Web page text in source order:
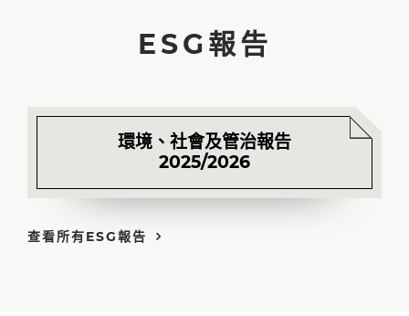
ESG報告
環境、社會及管治報告
2025/2026
查看所有ESG報告